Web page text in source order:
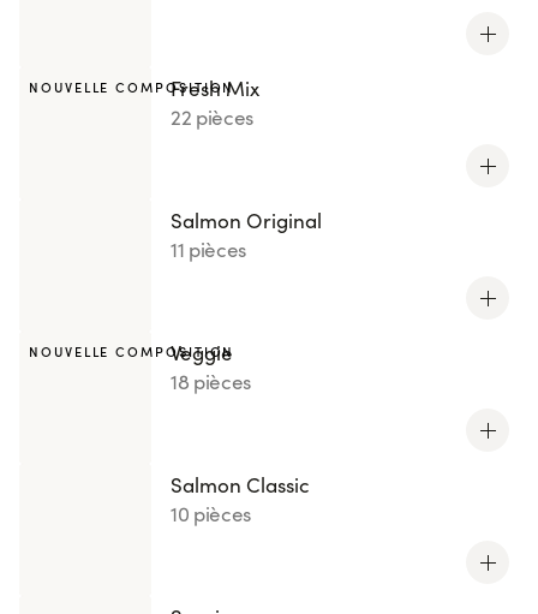
NOUVELLE COMPOSITION
Fresh Mix
22 pièces
Salmon Original
11 pièces
NOUVELLE COMPOSITION
Veggie
18 pièces
Salmon Classic
10 pièces